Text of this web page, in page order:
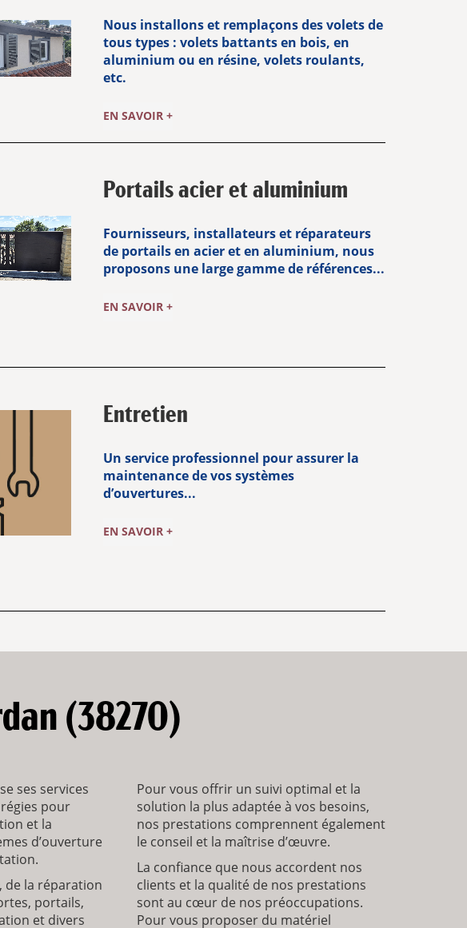
Nous installons et remplaçons des volets de
tous types : volets battants en bois, en
aluminium ou en résine, volets roulants,
etc.
EN SAVOIR +
Portails acier et aluminium
Fournisseurs, installateurs et réparateurs
de portails en acier et en aluminium, nous
proposons une large gamme de références...
EN SAVOIR +
Entretien
Un service professionnel pour assurer la
maintenance de vos systèmes
d’ouvertures...
EN SAVOIR +
(38270)
ses services
pour
et la
d’ouverture
de la réparation
portails,
et divers
Pour vous offrir un suivi optimal et la
solution la plus adaptée à vos besoins,
nos prestations comprennent également
le conseil et la maîtrise d’œuvre.
La confiance que nous accordent nos
clients et la qualité de nos prestations
sont au cœur de nos préoccupations.
Pour vous proposer du matériel